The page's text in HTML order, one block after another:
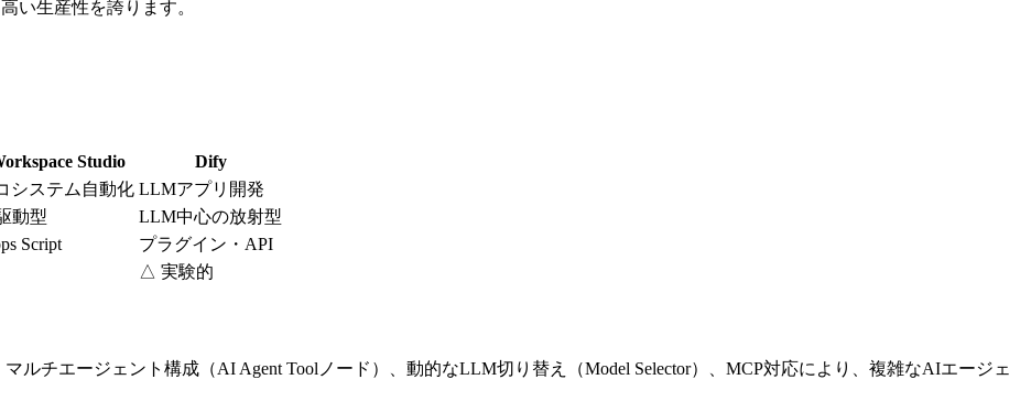
い生産性を誇ります。
Studio
Dify
システム自動化 LLMアプリ開発
動型
LLM中心の放射型
Script
プラグイン・API
△ 実験的
ルチエージェント構成（AI Agent Toolノード）、動的なLLM切り替え（Model Selector）、MCP対応により、複雑なAIエージェ